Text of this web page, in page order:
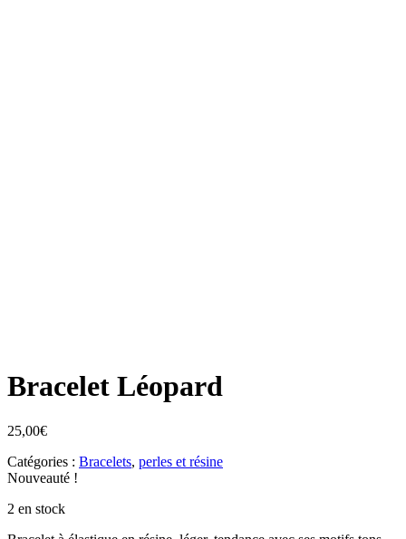
Bracelet Léopard
25,00€
Catégories : Bracelets, perles et résine
Nouveauté !
2 en stock